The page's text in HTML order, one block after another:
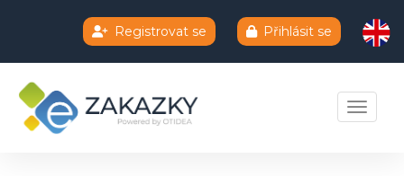
Registrovat se Přihlásit se
Toggle
Chatbot e-zakazky